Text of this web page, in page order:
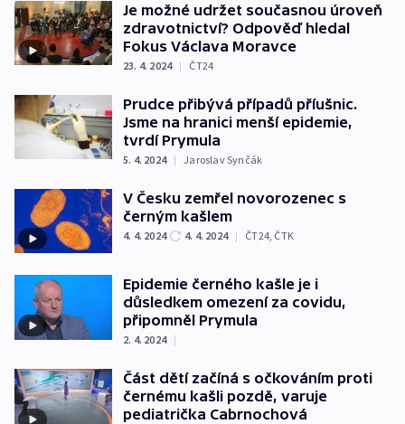
Je možné udržet současnou úroveň
zdravotnictví? Odpověď hledal
Fokus Václava Moravce
23. 4. 2024 | ČT24
Prudce přibývá případů příušnic.
Jsme na hranici menší epidemie,
tvrdí Prymula
5. 4. 2024 | Jaroslav Synčák
V Česku zemřel novorozenec s
černým kašlem
4. 4. 2024 4. 4. 2024 | ČT24 ČTK
Epidemie černého kašle je i
důsledkem omezení za covidu,
připomněl Prymula
2. 4. 2024 |
Část dětí začíná s očkováním proti
černému kašli pozdě, varuje
pediatrička Cabrnochová